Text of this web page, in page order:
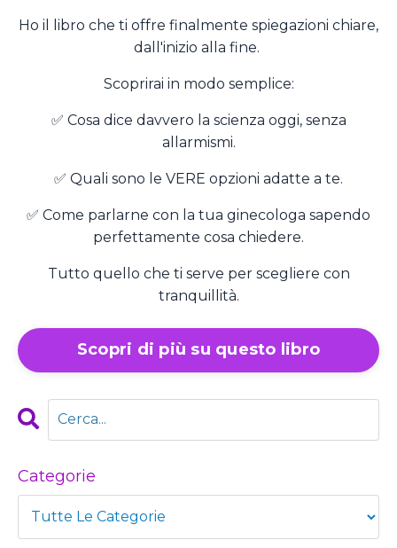
Ho il libro che ti offre finalmente spiegazioni chiare,
dall'inizio alla fine.
Scoprirai in modo semplice:
✅ Cosa dice davvero la scienza oggi, senza
allarmismi.
✅ Quali sono le VERE opzioni adatte a te.
✅ Come parlarne con la tua ginecologa sapendo
perfettamente cosa chiedere.
Tutto quello che ti serve per scegliere con
tranquillità.
Scopri di più su questo libro
Categorie